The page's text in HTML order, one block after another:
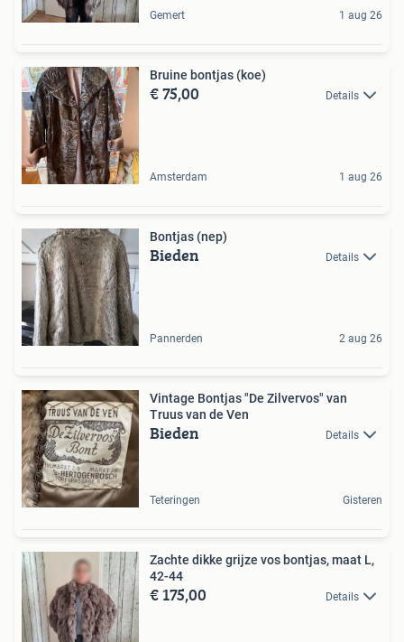
Gemert 1 aug 26
Bruine bontjas (koe)
€ 75,00 Details
Amsterdam 1 aug 26
Bontjas (nep)
Bieden Details
Pannerden 2 aug 26
Vintage Bontjas "De Zilvervos" van
Truus van de Ven
Bieden Details
Teteringen Gisteren
Zachte dikke grijze vos bontjas, maat L,
42-44
€ 175,00 Details